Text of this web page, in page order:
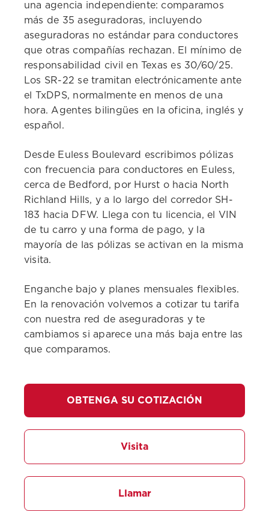
una agencia independiente: comparamos
más de 35 aseguradoras, incluyendo
aseguradoras no estándar para conductores
que otras compañías rechazan. El mínimo de
responsabilidad civil en Texas es 30/60/25.
Los SR-22 se tramitan electrónicamente ante
el TxDPS, normalmente en menos de una
hora. Agentes bilingües en la oficina, inglés y
español.
Desde Euless Boulevard escribimos pólizas
con frecuencia para conductores en Euless,
cerca de Bedford, por Hurst o hacia North
Richland Hills, y a lo largo del corredor SH-
183 hacia DFW. Llega con tu licencia, el VIN
de tu carro y una forma de pago, y la
mayoría de las pólizas se activan en la misma
visita.
Enganche bajo y planes mensuales flexibles.
En la renovación volvemos a cotizar tu tarifa
con nuestra red de aseguradoras y te
cambiamos si aparece una más baja entre las
que comparamos.
OBTENGA SU COTIZACIÓN
Visita
Llamar